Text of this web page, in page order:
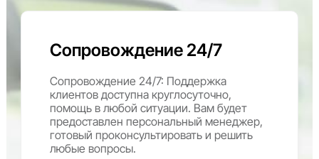
Сопровождение 24/7
Сопровождение 24/7: Поддержка
клиентов доступна круглосуточно,
помощь в любой ситуации. Вам будет
предоставлен персональный менеджер,
готовый проконсультировать и решить
любые вопросы.